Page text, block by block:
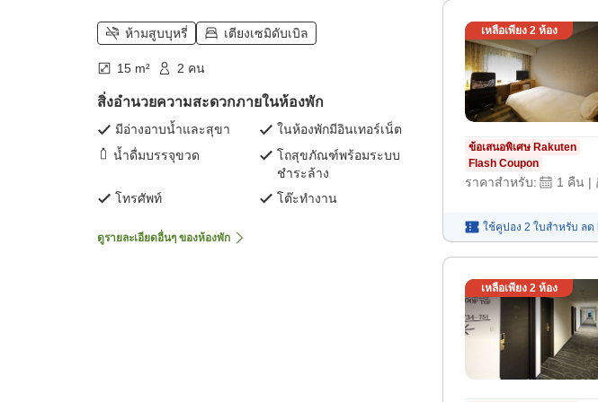
ห้ามสูบบุหรี่ เตียงเซมิดับเบิล
15 m² 2 คน
สิ่งอำนวยความสะดวกภายในห้องพัก
มีอ่างอาบน้ำและสุขา
ในห้องพักมีอินเทอร์เน็ต
น้ำดื่มบรรจุขวด
โถสุขภัณฑ์พร้อมระบบ
ชำระล้าง
โทรศัพท์
โต๊ะทำงาน
ดูรายละเอียดอื่นๆ ของห้องพัก
เหลือเพียง 2ห้อง
ข้อเสนอพิเศษ Rakuten
Flash Coupon
ราคาสำหรับ: 1 คืน |
ใช้คูปอง 2 ใบสำหรับ ลด
เหลือเพียง 2ห้อง